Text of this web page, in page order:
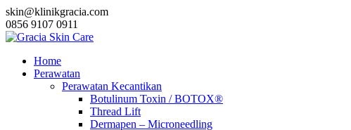
skin@klinikgracia.com
0856 9107 0911
Home
Perawatan
Perawatan Kecantikan
Botulinum Toxin / BOTOX®
Thread Lift
Dermapen – Microneedling